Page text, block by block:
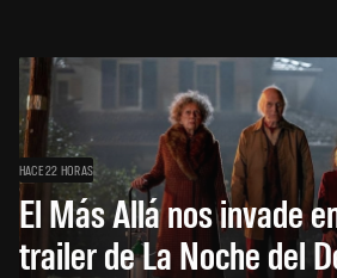
HACE 22 HORAS
El Más Allá nos invade
trailer de La Noche del